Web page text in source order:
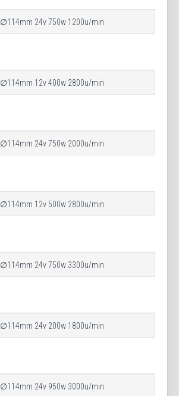
∅114mm 24v 750w 1200u/min
∅114mm 12v 400w 2800u/min
∅114mm 24v 750w 2000u/min
∅114mm 12v 500w 2800u/min
∅114mm 24v 750w 3300u/min
∅114mm 24v 200w 1800u/min
∅114mm 24v 950w 3000u/min